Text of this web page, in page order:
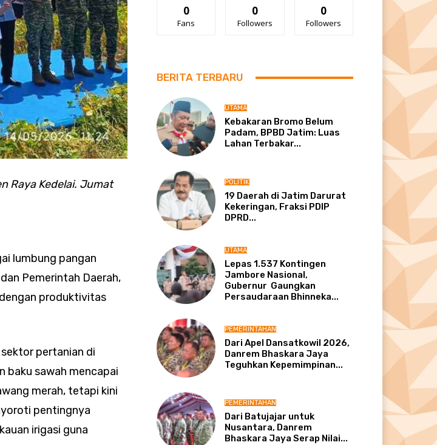
Raya Kedelai. Jumat
lumbung pangan
Pemerintah Daerah,
produktivitas
pertanian di
baku sawah mencapai
merah, tetapi kini
pentingnya
irigasi guna
0
Fans
0
Followers
0
Followers
BERITA TERBARU
UTAMA
Kebakaran Bromo Belum
Padam, BPBD Jatim: Luas
Lahan Terbakar...
POLITIK
19 Daerah di Jatim Darurat
Kekeringan, Fraksi PDIP
DPRD...
UTAMA
Lepas 1.537 Kontingen
Jambore Nasional,
Gubernur Gaungkan
Persaudaraan Bhinneka...
PEMERINTAHAN
Dari Apel Dansatkowil 2026,
Danrem Bhaskara Jaya
Teguhkan Kepemimpinan...
PEMERINTAHAN
Dari Batujajar untuk
Nusantara, Danrem
Bhaskara Jaya Serap Nilai...